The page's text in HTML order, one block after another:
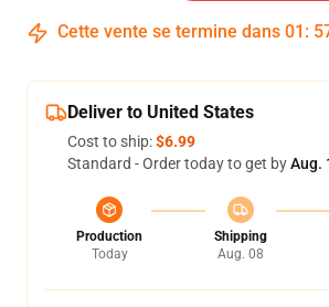
Cette vente se termine dans 01 :
Deliver to United States
Cost to ship:$6.99
Standard - Order today to get byAug.
Production
Today
Shipping
Aug. 08